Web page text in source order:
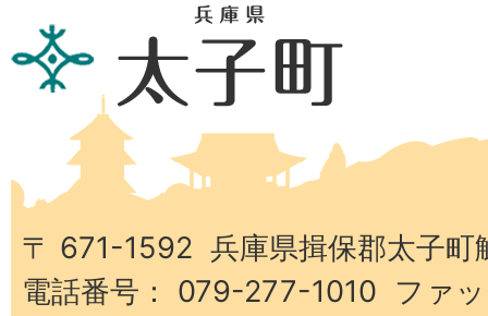
兵
庫
子
町
〒 671-1592 兵庫県揖保郡太子町
電話番号： 079-277-1010 ファ